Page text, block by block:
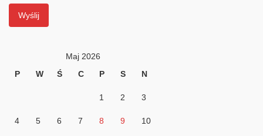
Maj 2026
P
W Ś C P S N
1 2 3
4 5 6 7 8 9 10